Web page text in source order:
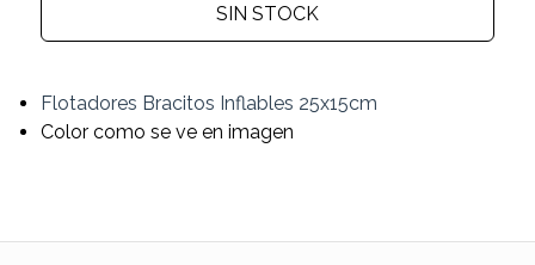
SIN STOCK
Flotadores Bracitos Inflables 25x15cm
Color como se ve en imagen